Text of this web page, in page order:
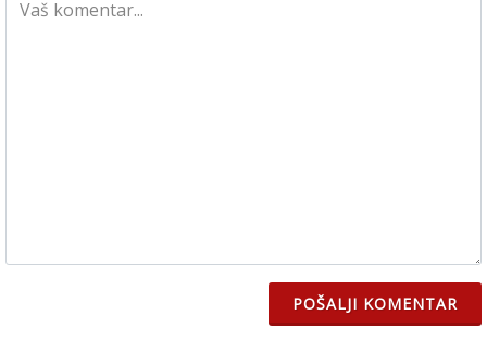
POŠALJI KOMENTAR